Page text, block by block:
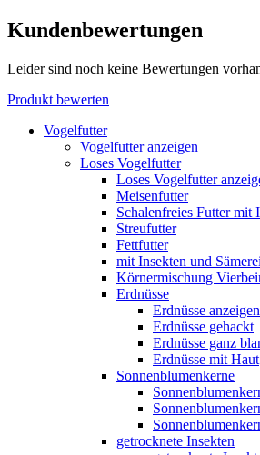
Kundenbewertungen
Leider sind noch keine Bewertungen
Produkt bewerten
Vogelfutter
Vogelfutter anzeigen
Loses Vogelfutter
Loses Vogelfutter
Meisenfutter
Schalenfreies Futter mit
Streufutter
Fettfutter
mit Insekten und
Körnermischung
Erdnüsse
Erdnüsse anzeigen
Erdnüsse gehackt
Erdnüsse ganz
Erdnüsse mit Haut
Sonnenblumenkerne
getrocknete Insekten